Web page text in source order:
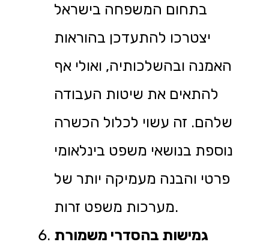
בתחום המשפחה בישראל
יצטרכו להתעדכן בהוראות
האמנה ובהשלכותיה, ואולי אף
להתאים את שיטות העבודה
שלהם. זה עשוי לכלול הכשרה
נוספת בנושאי משפט בינלאומי
פרטי והבנה מעמיקה יותר של
מערכות משפט זרות.
גמישות בהסדרי משמורת